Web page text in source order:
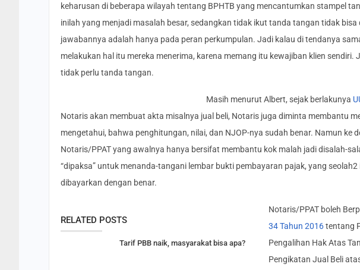
keharusan di beberapa wilayah tentang BPHTB yang mencantumkan stampel
inilah yang menjadi masalah besar, sedangkan tidak ikut tanda tangan tidak
jawabannya adalah hanya pada peran perkumpulan. Jadi kalau di tendanya
melakukan hal itu mereka menerima, karena memang itu kewajiban klien
tidak perlu tanda tangan.
Masih menurut Albert, sejak berlakunya
Notaris akan membuat akta misalnya jual beli, Notaris juga diminta membantu
mengetahui, bahwa penghitungan, nilai, dan NJOP-nya sudah benar. Namun ke
Notaris/PPAT yang awalnya hanya bersifat membantu kok malah jadi disalah-
“dipaksa” untuk menanda-tangani lembar bukti pembayaran pajak, yang
dibayarkan dengan benar.
RELATED POSTS
Tarif PBB naik, masyarakat bisa apa?
Notaris/PPAT boleh
34 Tahun 2016tentang
Pengalihan Hak Atas
Pengikatan Jual Beli